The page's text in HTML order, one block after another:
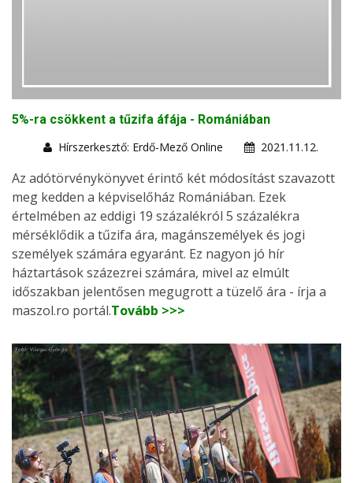
5%-ra csökkent a tűzifa áfája - Romániában
Hírszerkesztő: Erdő-Mező Online
2021.11.12.
Az adótörvénykönyvet érintő két módosítást szavazott
meg kedden a képviselőház Romániában. Ezek
értelmében az eddigi 19 százalékról 5 százalékra
mérséklődik a tűzifa ára, magánszemélyek és jogi
személyek számára egyaránt. Ez nagyon jó hír
háztartások százezrei számára, mivel az elmúlt
időszakban jelentősen megugrott a tüzelő ára - írja a
maszol.ro portál.Tovább >>>